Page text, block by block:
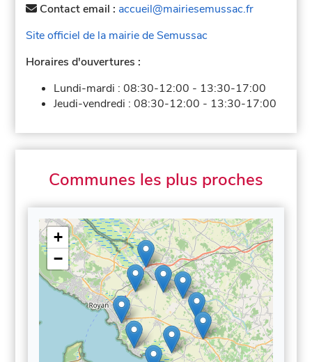
Contact email : accueil@mairiesemussac.fr
Site officiel de la mairie de Semussac
Horaires d'ouvertures :
Lundi-mardi :08:30-12:00 - 13:30-17:00
Jeudi-vendredi :08:30-12:00 - 13:30-17:00
Communes les plus proches
+
−